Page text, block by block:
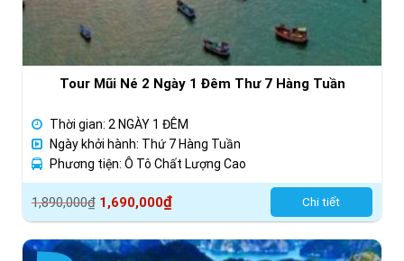
Tour Mũi Né 2 Ngày 1 Đêm Thư 7 Hàng Tuần
Thời gian: 2 NGÀY 1 ĐÊM
Ngày khởi hành: Thứ 7 Hàng Tuần
Phương tiện: Ô Tô Chất Lượng Cao
1,890,000₫
Giá
gốc
là:
1,690,000₫
Giá
hiện
tại
Chi tiết